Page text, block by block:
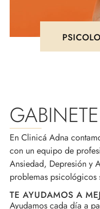
En Clinicá Adna
con un equipo de
Ansiedad, Depresión y
problemas
TE AYUDAMOS A
Ayudamos cada día a